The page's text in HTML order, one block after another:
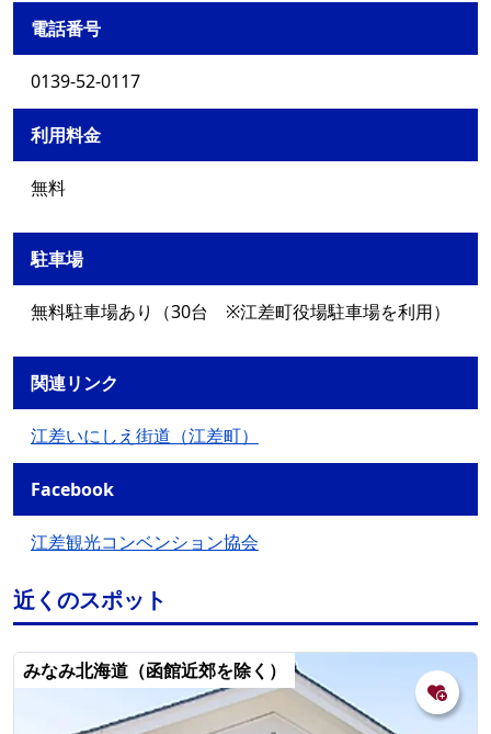
電話番号
0139-52-0117
利用料金
無料
駐車場
無料駐車場あり（30台 ※江差町役場駐車場を利用）
関連リンク
江差いにしえ街道（江差町）
Facebook
江差観光コンベンション協会
近くのスポット
みなみ北海道（函館近郊を除く）